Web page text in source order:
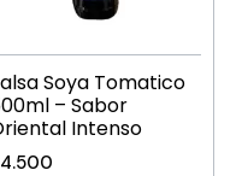
Soya Tomatico
– Sabor
Intenso
4.500